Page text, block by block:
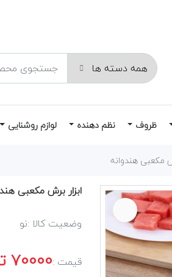
ظروف نظم دهنده لوازم روشنایی
مکعبی هندوانه
ابزار برش مکعبی
وضعیت کالا :نو
قیمت :70000